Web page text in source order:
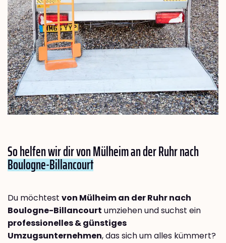
So helfen wir dir von Mülheim an der Ruhr nach
Boulogne-Billancourt
Du möchtest von Mülheim an der Ruhr nach
Boulogne-Billancourt umziehen und suchst ein
professionelles & günstiges
Umzugsunternehmen, das sich um alles kümmert?